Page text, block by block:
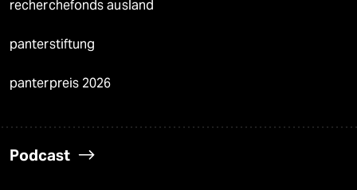
recherchefonds ausland
panterstiftung
panterpreis 2026
Podcast